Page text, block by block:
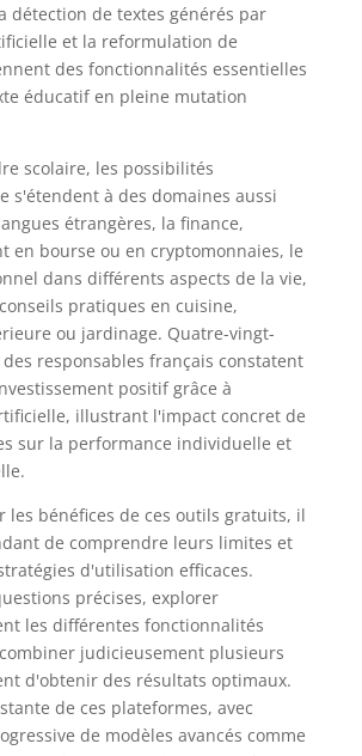
détection de textes générés par
et la reformulation de
des fonctionnalités essentielles
éducatif en pleine mutation
scolaire, les possibilités
s'étendent à des domaines aussi
étrangères, la finance,
en bourse ou en cryptomonnaies, le
dans différents aspects de la vie,
pratiques en cuisine,
ou jardinage. Quatre-vingt-
responsables français constatent
positif grâce à
illustrant l'impact concret de
sur la performance individuelle et
les bénéfices de ces outils gratuits, il
de comprendre leurs limites et
d'utilisation efficaces.
précises, explorer
les différentes fonctionnalités
judicieusement plusieurs
d'obtenir des résultats optimaux.
de ces plateformes, avec
de modèles avancés comme